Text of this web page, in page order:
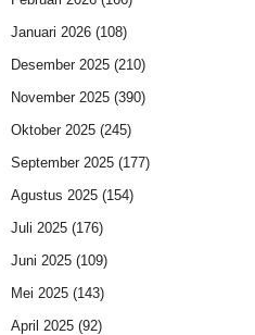
Januari 2026(108)
Desember 2025(210)
November 2025(390)
Oktober 2025(245)
September 2025(177)
Agustus 2025(154)
Juli 2025(176)
Juni 2025(109)
Mei 2025(143)
April 2025(92)